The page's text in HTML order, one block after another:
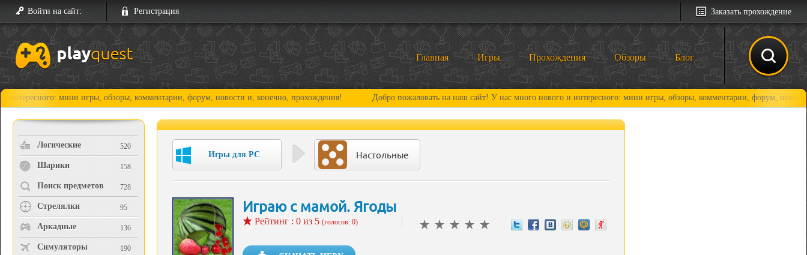
Войти на сайт: Регистрация Заказать прохождение
Главная Игры Прохождения Обзоры Блог
мини игры, обзоры, комментарии, форум, новости и, конечно, прохождения! Добро пожаловать на наш сайт! У нас много нового и интересного: мини игры, обзоры, комментарии, форум, новости и,
Логические 520
Шарики 158
Поиск предметов 728
Стрелялки 95
Аркадные 136
Симуляторы 190
Игры для PC Настольные
Играю с мамой. Ягоды
Рейтинг : 0 из 5 (голосов: 0)